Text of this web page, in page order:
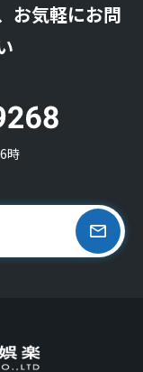
お気軽にお問
時